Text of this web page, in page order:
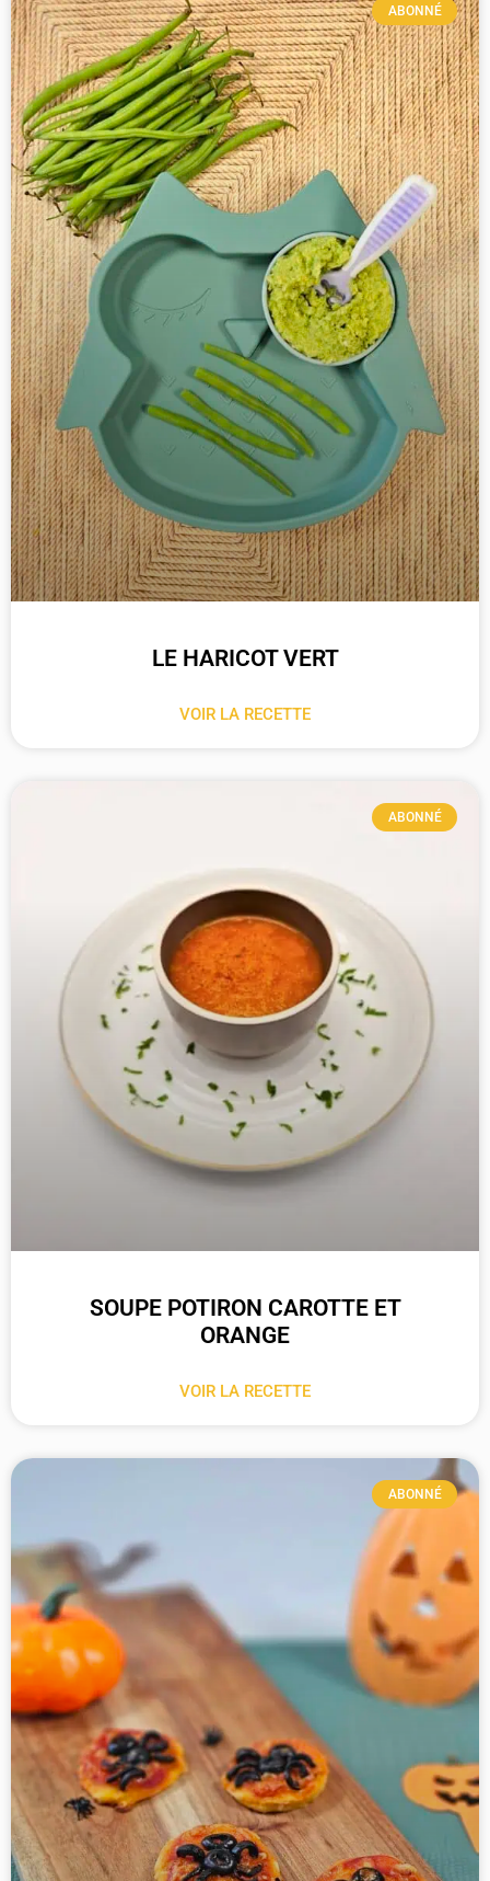
ABONNÉ
LE HARICOT VERT
VOIR LA RECETTE
ABONNÉ
SOUPE POTIRON CAROTTE ET
ORANGE
VOIR LA RECETTE
ABONNÉ